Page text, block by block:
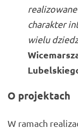
charakter
wielu
O projektach
W ramach